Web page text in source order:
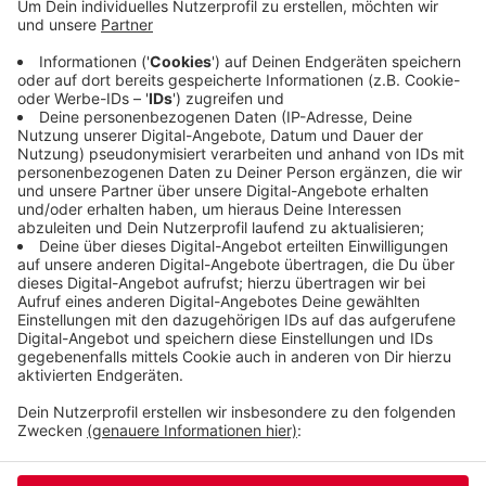
Steigerungsraten zwischen 20 und 50 Prozent.
des Jahres in ganz Deutschland schwächer
geworden - das liege vermutlich an den
gesunkenen Energiekosten und den gestiegenen
Zinsen.
Veröffentlicht:Donnerstag, 19.09.2024 12:35
Anzeige
Anzeige